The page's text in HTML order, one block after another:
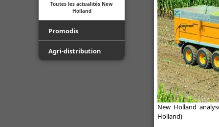
Toutes les actualités New
Holland
Promodis
Film - Ficelle - Filet - Conseil du
Agri-distribution
New Holland
Holland)